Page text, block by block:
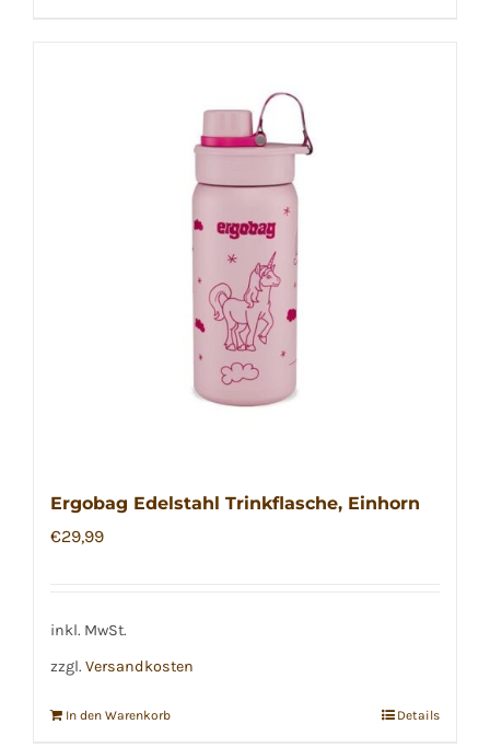
Ergobag Edelstahl Trinkflasche, Einhorn
€29,99
inkl. MwSt.
zzgl. Versandkosten
In den Warenkorb Details